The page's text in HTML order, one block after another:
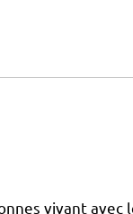
vivant avec